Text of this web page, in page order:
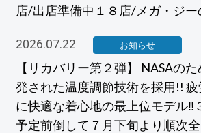
店/出店準備中１８店/メガ・ジー
2026.07.22 お知らせ
【リカバリー第２弾】 NASAの
発された温度調節技術を採用!!
に快適な着心地の最上位モデル‼
予定前倒して７月下旬より順次